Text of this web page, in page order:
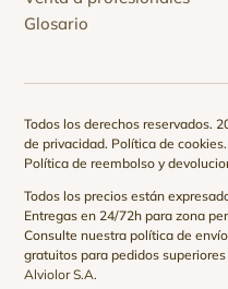
Glosario
Todos los derechos reservados.
de privacidad. Política de cookies
Política de reembolso y
Todos los precios están
Entregas en 24/72h para zona
Consulte nuestrapolítica de
gratuitos para pedidos
Alviolor S.A.